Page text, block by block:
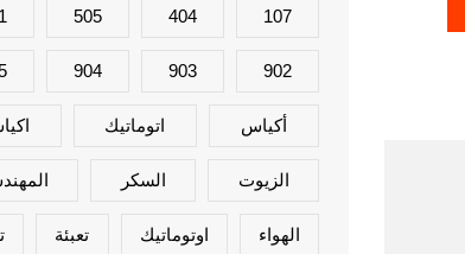
107
404
505
902
903
904
أكياس اتوماتيك
الزيوت السكر
الهواء اوتوماتيك تعبئة